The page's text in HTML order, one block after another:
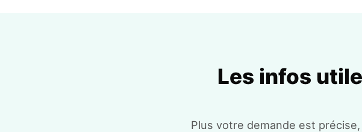
Les infos
Plus votre demande est